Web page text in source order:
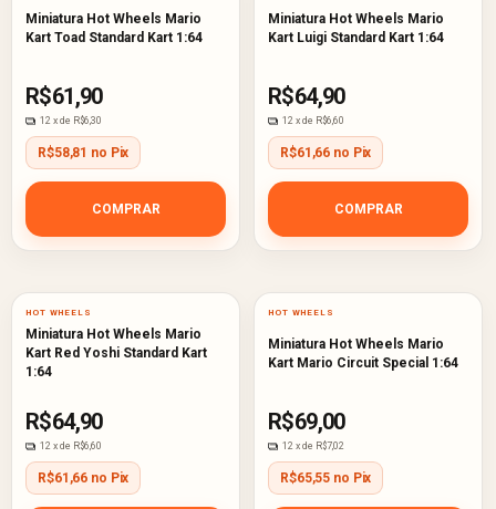
Miniatura Hot Wheels Mario
Kart Toad Standard Kart 1:64
R$61,90
12 x de R$6,30
R$58,81 no Pix
COMPRAR
Miniatura Hot Wheels Mario
Kart Luigi Standard Kart 1:64
R$64,90
12 x de R$6,60
R$61,66 no Pix
COMPRAR
HOT WHEELS
Miniatura Hot Wheels Mario
Kart Red Yoshi Standard Kart
1:64
R$64,90
12 x de R$6,60
R$61,66 no Pix
HOT WHEELS
Miniatura Hot Wheels Mario
Kart Mario Circuit Special 1:64
R$69,00
12 x de R$7,02
R$65,55 no Pix